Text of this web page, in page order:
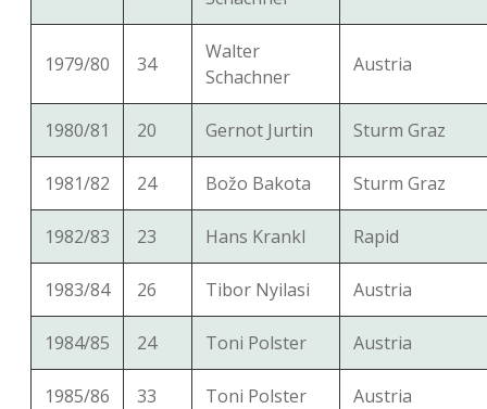
1979/80 34
Walter
Schachner
Austria
1980/81 20 Gernot Jurtin Sturm Graz
1981/82 24 Božo Bakota Sturm Graz
1982/83 23 Hans Krankl Rapid
1983/84 26 Tibor Nyilasi Austria
1984/85 24 Toni Polster Austria
1985/86 33 Toni Polster Austria